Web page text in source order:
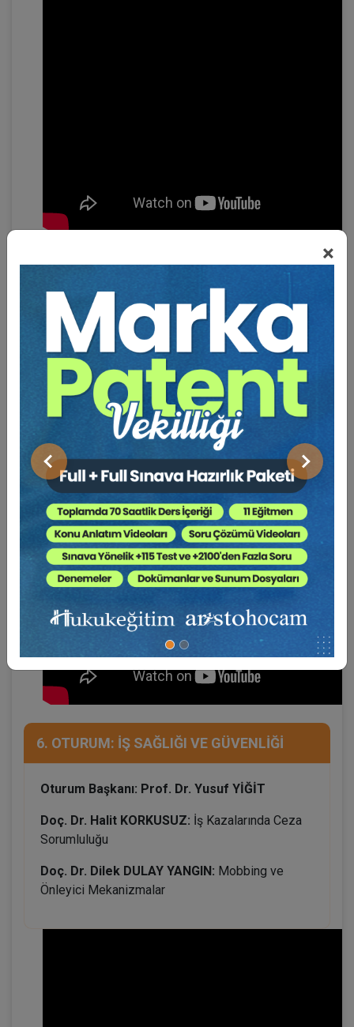
×
Önceki Sonraki
5. OTURUM: İŞÇİLİK ALACAKLARI
Oturum Başkanı: Prof. Dr. Ufuk AYDIN
Em. Hâkim Uğur OCAK:
İşçilik Alacakları Güncel
Kararlar
Av. Sema UÇAKHAN GÜLEÇ:Geç Ödemelerde
Enflasyon Farkı
6. OTURUM: İŞ SAĞLIĞI VE GÜVENLİĞİ
Oturum Başkanı: Prof. Dr. Yusuf YİĞİT
Doç. Dr. Halit KORKUSUZ: İş Kazalarında Ceza
Sorumluluğu
Doç. Dr. Dilek DULAY YANGIN: Mobbing ve
Önleyici Mekanizmalar